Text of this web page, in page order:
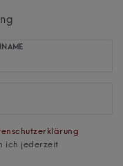
ich jederzeit